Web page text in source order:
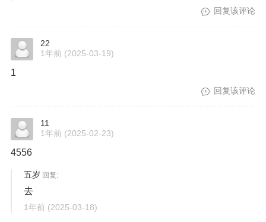
回复该评论
22
1年前 (2025-03-19)
1
回复该评论
11
1年前 (2025-02-23)
4556
五岁 回复:
去
1年前 (2025-03-18)